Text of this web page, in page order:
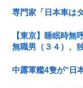
専門家「日本車は
【東京】睡眠時無
無職男（３４）、
中露軍艦4隻が“日